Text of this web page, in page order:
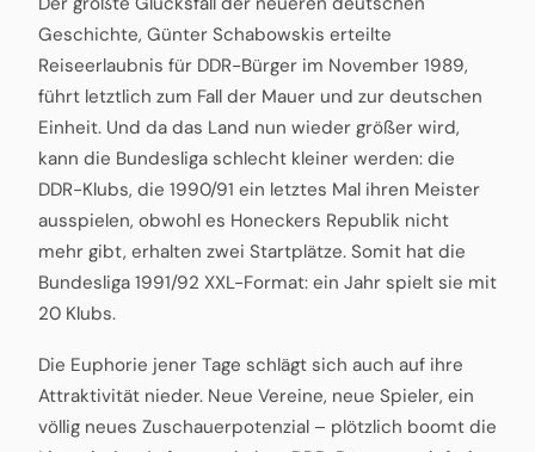
Geschichte, Günter Schabowskis erteilte
Reiseerlaubnis für DDR-Bürger im November 1989,
führt letztlich zum Fall der Mauer und zur deutschen
Einheit. Und da das Land nun wieder größer wird,
kann die Bundesliga schlecht kleiner werden: die
DDR-Klubs, die 1990/91 ein letztes Mal ihren Meister
ausspielen, obwohl es Honeckers Republik nicht
mehr gibt, erhalten zwei Startplätze. Somit hat die
Bundesliga 1991/92 XXL-Format: ein Jahr spielt sie mit
20 Klubs.
Die Euphorie jener Tage schlägt sich auch auf ihre
Attraktivität nieder. Neue Vereine, neue Spieler, ein
völlig neues Zuschauerpotenzial – plötzlich boomt die